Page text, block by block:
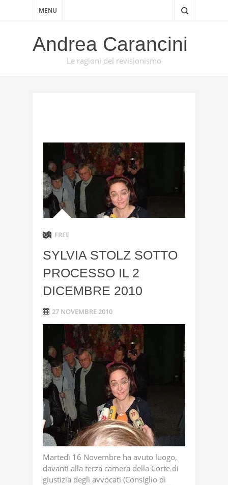
MENU
Andrea Carancini
Le ragioni del revisionismo
FREE
SYLVIA STOLZ SOTTO
PROCESSO IL 2
DICEMBRE 2010
27 NOVEMBRE 2010
Martedì 16 Novembre ha avuto luogo,
davanti alla terza camera della Corte di
giustizia degli avvocati (Consiglio di